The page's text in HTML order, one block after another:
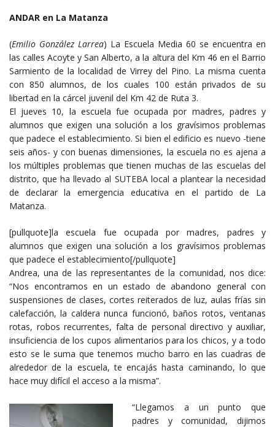
ANDAR en La Matanza
(Emilio González Larrea) La Escuela Media 60 se encuentra en
las calles Acoyte y San Alberto, a la altura del Km 46 en el Barrio
Sarmiento de la localidad de Virrey del Pino. La misma cuenta
con 850 alumnos, de los cuales 100 están privados de su
libertad en la cárcel juvenil del Km 42 de Ruta 3.
El jueves 10, la escuela fue ocupada por madres, padres y
alumnos que exigen una solución a los gravísimos problemas
que padece el establecimiento. Si bien el edificio es nuevo -tiene
seis años- y con buenas dimensiones, la escuela no es ajena a
los múltiples problemas que tienen muchas de las escuelas del
distrito, que ha llevado al SUTEBA local a plantear la necesidad
de declarar la emergencia educativa en el partido de La
Matanza.
[pullquote]la escuela fue ocupada por madres, padres y
alumnos que exigen una solución a los gravísimos problemas
que padece el establecimiento[/pullquote]
Andrea, una de las representantes de la comunidad, nos dice:
“Nos encontramos en un estado de abandono general con
suspensiones de clases, cortes reiterados de luz, aulas frías sin
calefacción, la caldera nunca funcionó, baños rotos, ventanas
rotas, robos recurrentes, falta de personal directivo y auxiliar,
insuficiencia de los cupos alimentarios para los chicos, y a todo
esto se le suma que tenemos mucho barro en las cuadras de
alrededor de la escuela, te encajás hasta caminando, lo que
hace muy difícil el acceso a la misma”.
“Llegamos a un punto que
padres y comunidad, dijimos